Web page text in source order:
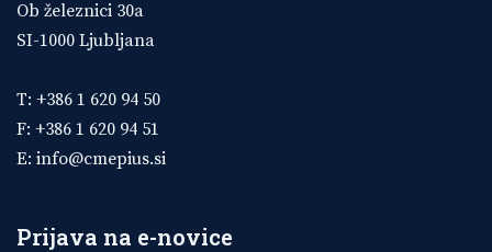
Ob železnici 30a
SI-1000 Ljubljana
T: +386 1 620 94 50
F: +386 1 620 94 51
E: info@cmepius.si
Prijava na e-novice